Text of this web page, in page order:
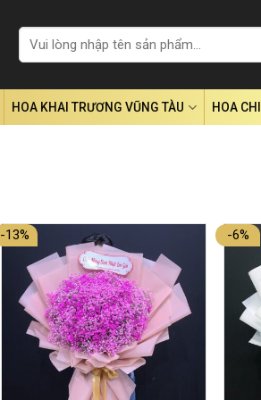
Tìm
kiếm:
HOA KHAI TRƯƠNG VŨNG TÀU HOA
-13% -6%